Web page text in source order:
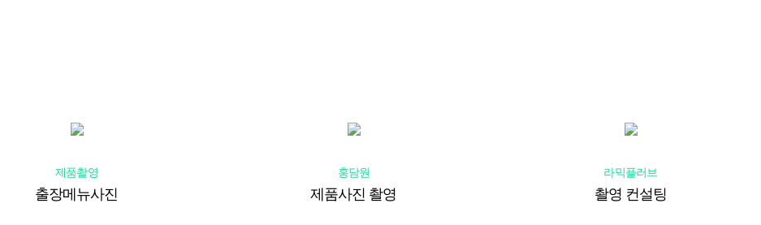
제품촬영
출장메뉴사진
홍담원
제품사진 촬영
라믹플러브
촬영 컨설팅